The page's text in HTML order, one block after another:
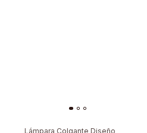
Lámpara Colgante Diseño